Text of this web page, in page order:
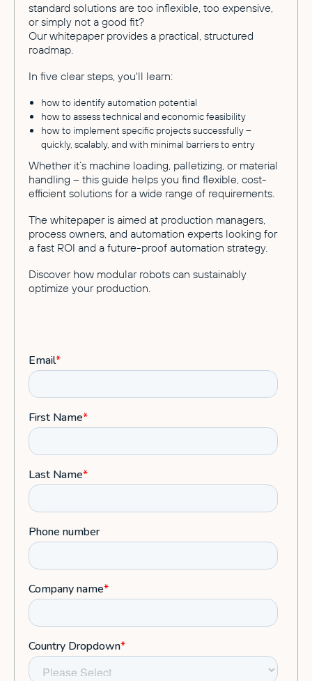
standard solutions are too inflexible, too expensive,
or simply not a good fit?
Our whitepaper provides a practical, structured
roadmap.
In five clear steps, you'll learn:
how to identify automation potential
how to assess technical and economic feasibility
how to implement specific projects successfully –
quickly, scalably, and with minimal barriers to entry
Whether it’s machine loading, palletizing, or material
handling – this guide helps you find flexible, cost-
efficient solutions for a wide range of requirements.
The whitepaper is aimed at production managers,
process owners, and automation experts looking for
a fast ROI and a future-proof automation strategy.
Discover how modular robots can sustainably
optimize your production.